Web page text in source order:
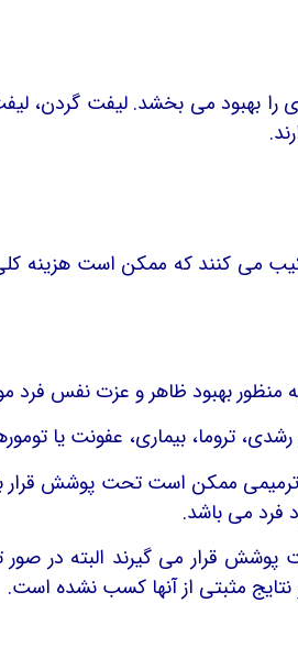
بهبود می بخشد. لیفت گردن،
می کنند که ممکن است هزینه کلی
بهبود ظاهر و عزت نفس فرد
تروما، بیماری، عفونت یا
ممکن است تحت پوشش قرار
فرد می باشد.
قرار می گیرند البته در صور
مثبتی از آنها کسب نشده است.